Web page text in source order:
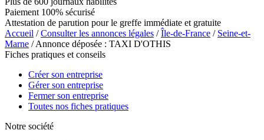
Paiement 100% sécurisé
Attestation de parution pour le greffe immédiate et gratuite
Accueil /Consulter les annonces légales /Île-de-France / Seine-et-
Marne / Annonce déposée : TAXI D'OTHIS
Fiches pratiques et conseils
Créer son entreprise
Gérer son entreprise
Fermer son entreprise
Toutes nos fiches pratiques
Notre société